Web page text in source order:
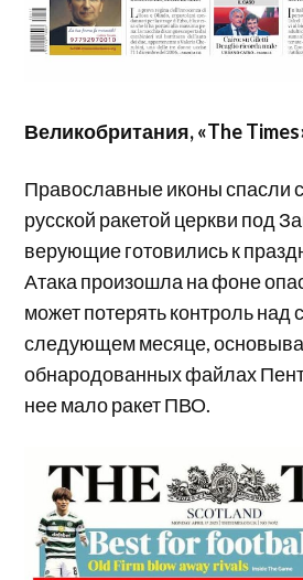
Великобритания, «The
Православные иконы спасли
русской ракетой церкви под
верующие готовились к
Атака произошла на фоне
может потерять контроль над
следующем месяце,
обнародованных файлах
нее мало ракет ПВО.